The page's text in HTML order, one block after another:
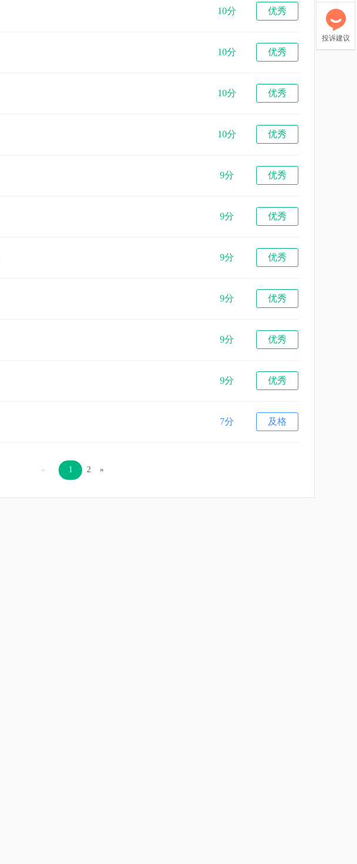
10分 优秀
10分 优秀
10分 优秀
10分 优秀
9分 优秀
9分 优秀
9分 优秀
9分 优秀
9分 优秀
9分 优秀
7分 及格
« 1 2 »
投诉建议